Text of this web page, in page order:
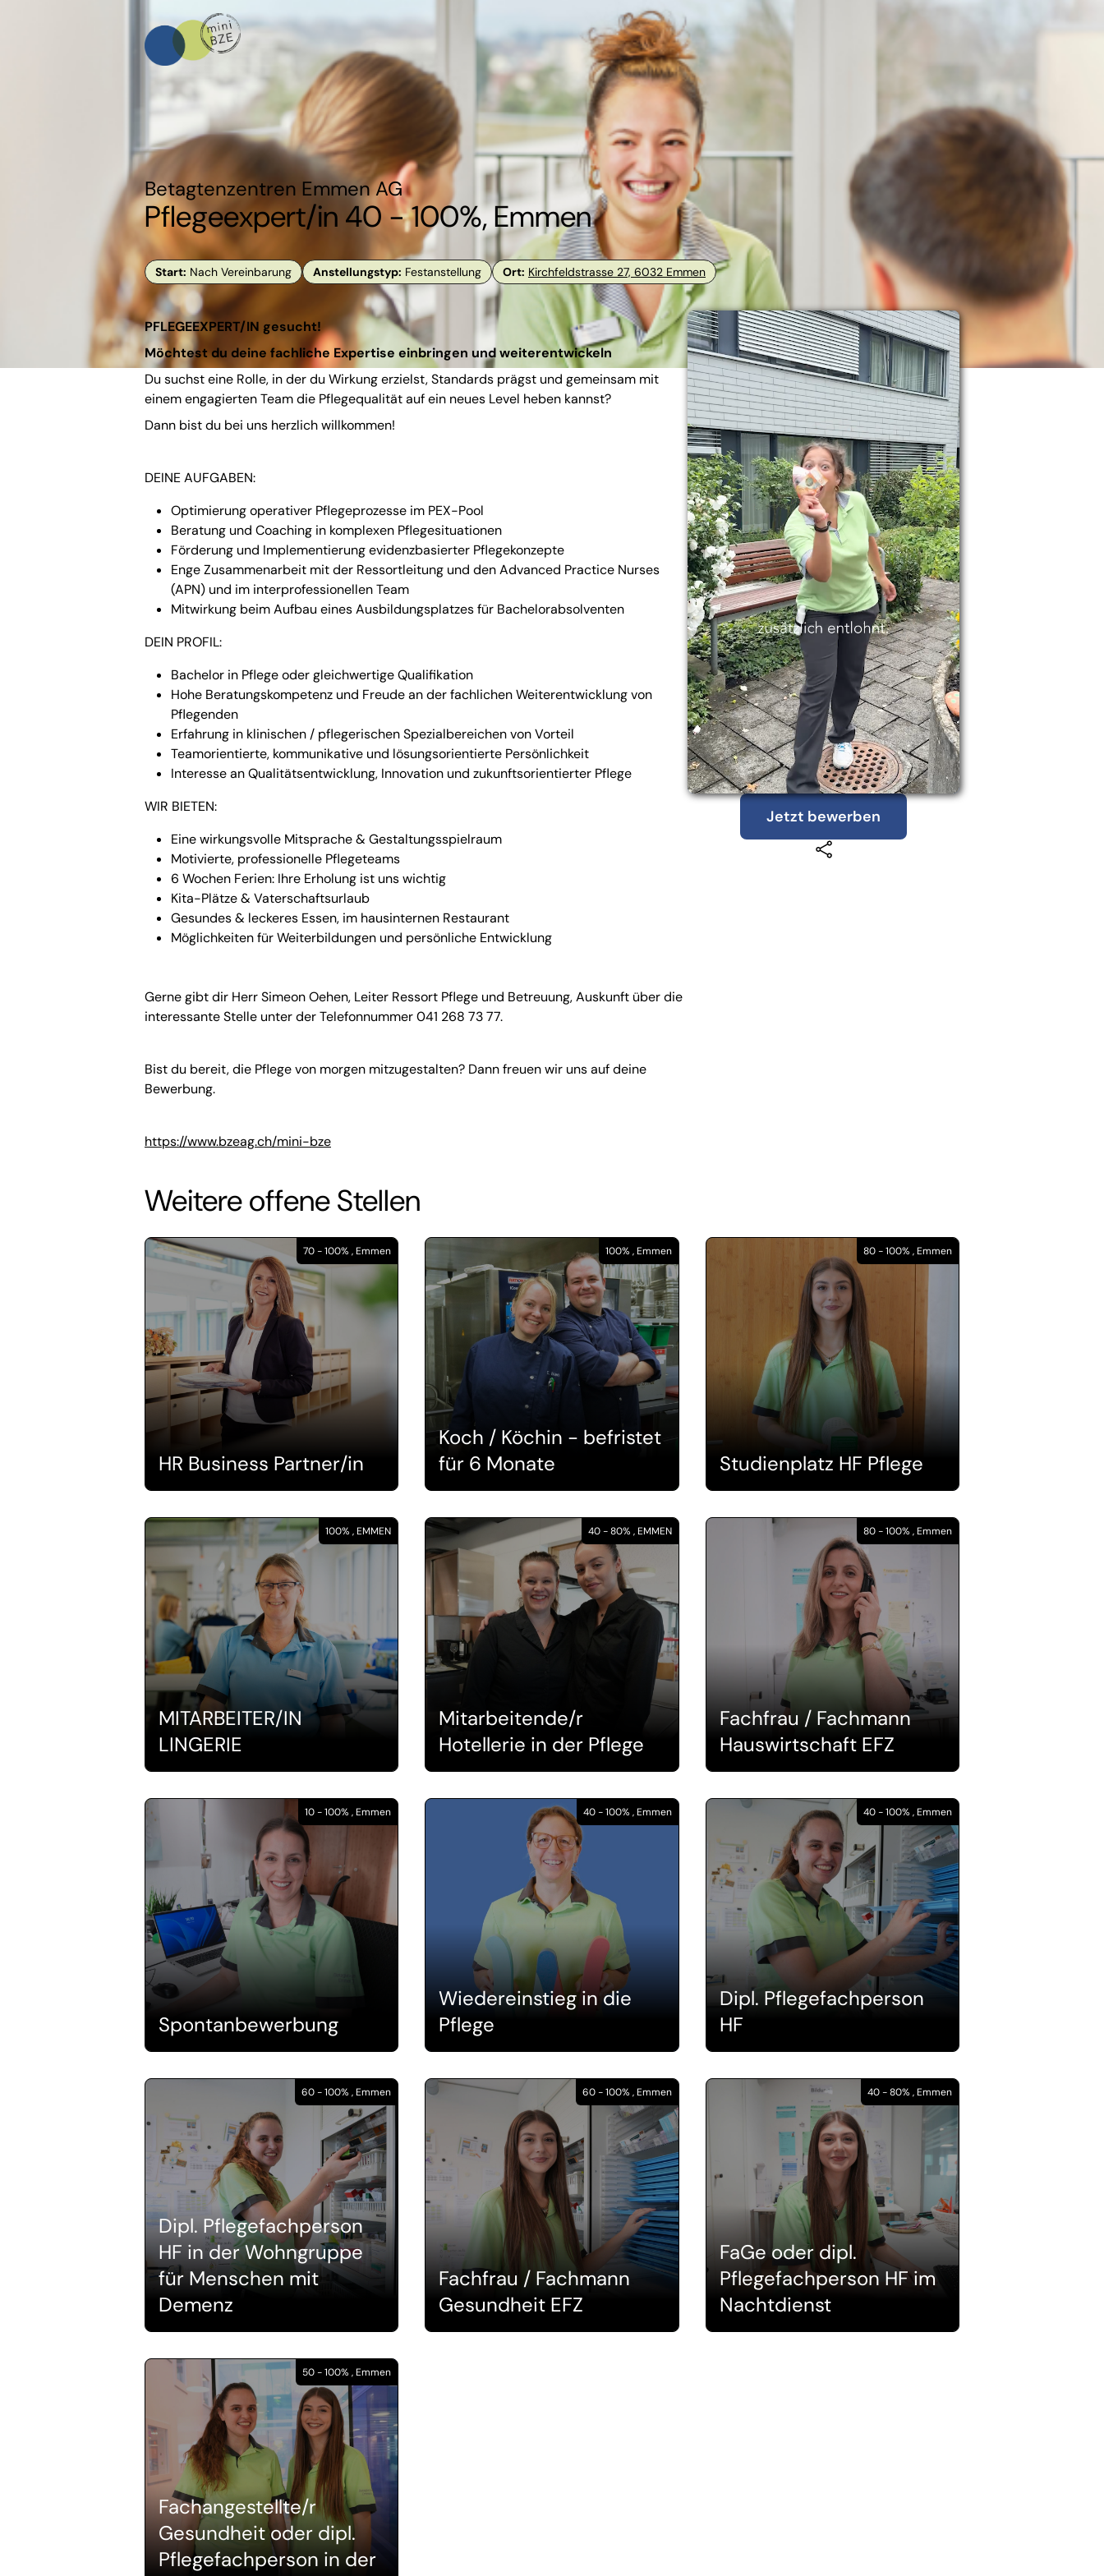
Betagtenzentren Emmen AG
Pflegeexpert/in 40 - 100%, Emmen
Start: Nach Vereinbarung Anstellungstyp: Festanstellung Ort: Kirchfeldstrasse 27, 6032 Emmen
PFLEGEEXPERT/IN gesucht!
Möchtest du deine fachliche Expertise einbringen und weiterentwickeln
Du suchst eine Rolle, in der du Wirkung erzielst, Standards prägst und gemeinsam mit
einem engagierten Team die Pflegequalität auf ein neues Level heben kannst?
Dann bist du bei uns herzlich willkommen!
DEINE AUFGABEN:
Optimierung operativer Pflegeprozesse im PEX-Pool
Beratung und Coaching in komplexen Pflegesituationen
Förderung und Implementierung evidenzbasierter Pflegekonzepte
Enge Zusammenarbeit mit der Ressortleitung und den Advanced Practice Nurses
(APN) und im interprofessionellen Team
Mitwirkung beim Aufbau eines Ausbildungsplatzes für Bachelorabsolventen
DEIN PROFIL:
Bachelor in Pflege oder gleichwertige Qualifikation
Hohe Beratungskompetenz und Freude an der fachlichen Weiterentwicklung von
Pflegenden
Erfahrung in klinischen / pflegerischen Spezialbereichen von Vorteil
Teamorientierte, kommunikative und lösungsorientierte Persönlichkeit
Interesse an Qualitätsentwicklung, Innovation und zukunftsorientierter Pflege
WIR BIETEN:
Eine wirkungsvolle Mitsprache & Gestaltungsspielraum
Motivierte, professionelle Pflegeteams
6 Wochen Ferien: Ihre Erholung ist uns wichtig
Kita-Plätze & Vaterschaftsurlaub
Gesundes & leckeres Essen, im hausinternen Restaurant
Möglichkeiten für Weiterbildungen und persönliche Entwicklung
Gerne gibt dir Herr Simeon Oehen, Leiter Ressort Pflege und Betreuung, Auskunft über die
interessante Stelle unter der Telefonnummer 041 268 73 77.
Bist du bereit, die Pflege von morgen mitzugestalten? Dann freuen wir uns auf deine
Bewerbung.
https://www.bzeag.ch/mini-bze
Jetzt bewerben
Weitere offene Stellen
70 - 100% , Emmen
HR Business Partner/in
100% , Emmen
Koch / Köchin - befristet
für 6 Monate
80 - 100% , Emmen
Studienplatz HF Pflege
100% , EMMEN
MITARBEITER/IN
LINGERIE
40 - 80% , EMMEN
Mitarbeitende/r
Hotellerie in der Pflege
80 - 100% , Emmen
Fachfrau / Fachmann
Hauswirtschaft EFZ
10 - 100% , Emmen
Spontanbewerbung
40 - 100% , Emmen
Wiedereinstieg in die
Pflege
40 - 100% , Emmen
Dipl. Pflegefachperson
HF
60 - 100% , Emmen
Dipl. Pflegefachperson
HF in der Wohngruppe
für Menschen mit
Demenz
60 - 100% , Emmen
Fachfrau / Fachmann
Gesundheit EFZ
40 - 80% , Emmen
FaGe oder dipl.
Pflegefachperson HF im
Nachtdienst
50 - 100% , Emmen
Fachangestellte/r
Gesundheit oder dipl.
Pflegefachperson in der